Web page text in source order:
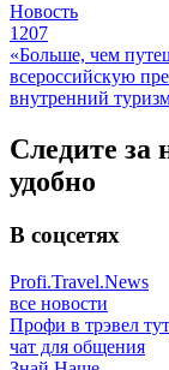
Новость
1207
«Больше, чем
всероссийскую
внутренний
Следите за
удобно
В соцсетях
Profi.Travel.News
все новости
Профи в трэвел тут
чат для общения